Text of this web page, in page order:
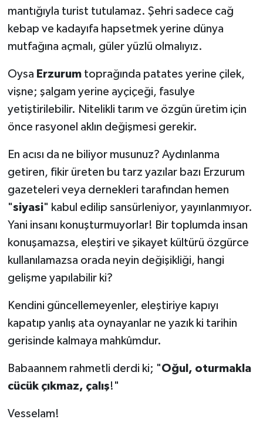
mantığıyla turist tutulamaz. Şehri sadece cağ
kebap ve kadayıfa hapsetmek yerine dünya
mutfağına açmalı, güler yüzlü olmalıyız.
​Oysa Erzurumtoprağında patates yerine çilek,
vişne; şalgam yerine ayçiçeği, fasulye
yetiştirilebilir. Nitelikli tarım ve özgün üretim için
önce rasyonel aklın değişmesi gerekir.
​En acısı da ne biliyor musunuz? Aydınlanma
getiren, fikir üreten bu tarz yazılar bazı Erzurum
gazeteleri veya dernekleri tarafından hemen
"siyasi" kabul edilip sansürleniyor, yayınlanmıyor.
Yani insanı konuşturmuyorlar! Bir toplumda insan
konuşamazsa, eleştiri ve şikayet kültürü özgürce
kullanılamazsa orada neyin değişikliği, hangi
gelişme yapılabilir ki?
​Kendini güncellemeyenler, eleştiriye kapıyı
kapatıp yanlış ata oynayanlar ne yazık ki tarihin
gerisinde kalmaya mahkûmdur.
Babaannem rahmetli derdi ki; "Oğul, oturmakla
cücük çıkmaz, çalış!"
​Vesselam!